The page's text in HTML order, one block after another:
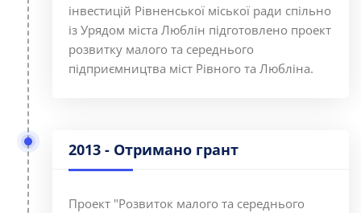
інвестицій Рівненської міської ради спільно
із Урядом міста Люблін підготовлено проект
розвитку малого та середнього
підприємництва міст Рівного та Любліна.
2013 - Отримано грант
Проект "Розвиток малого та середнього